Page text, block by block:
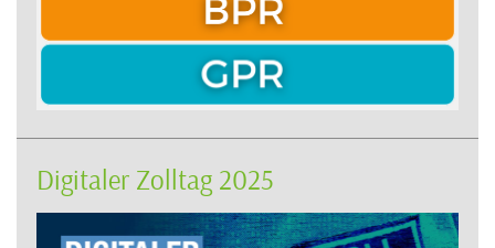
Digitaler Zolltag 2025